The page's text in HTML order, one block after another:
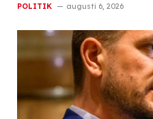
POLITIK augusti 6, 2026